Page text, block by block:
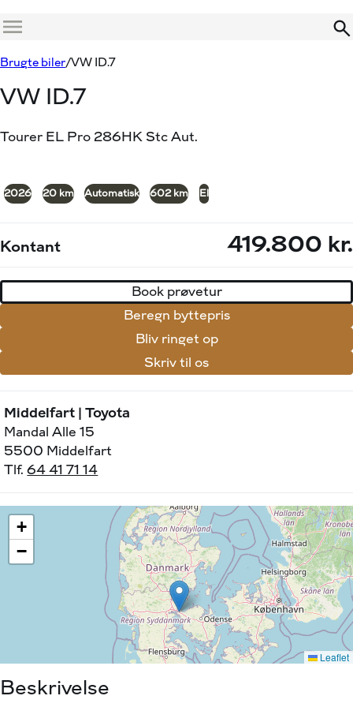
Menu
Brugte biler VW ID.7
VW ID.7
Tourer EL Pro 286HK Stc Aut.
2026 20 km Automatisk 602 km El
Kontant 419.800 kr.
Book prøvetur
Beregn byttepris
Bliv ringet op
Skriv til os
Middelfart | Toyota
Mandal Alle 15
5500 Middelfart
Tlf.64 41 71 14
Beskrivelse